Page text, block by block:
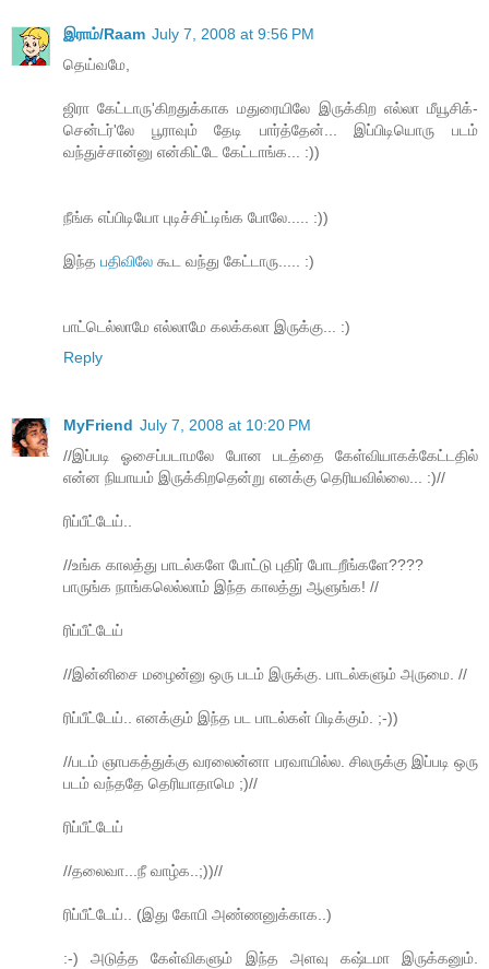
இராம்/Raam July 7, 2008 at 9:56 PM
தெய்வமே,
ஜிரா கேட்டாரு'கிறதுக்காக மதுரையிலே இருக்கிற எல்லா மீயூசிக்-
சென்டர்'லே பூராவும் தேடி பார்த்தேன்... இப்பிடியொரு படம்
வந்துச்சான்னு என்கிட்டே கேட்டாங்க... :))
நீங்க எப்பிடியோ புடிச்சிட்டிங்க போலே..... :))
இந்த பதிவிலே கூட வந்து கேட்டாரு..... :)
பாட்டெல்லாமே எல்லாமே கலக்கலா இருக்கு... :)
Reply
MyFriend July 7, 2008 at 10:20 PM
//இப்படி ஓசைப்படாமலே போன படத்தை கேள்வியாகக்கேட்டதில்
என்ன நியாயம் இருக்கிறதென்று எனக்கு தெரியவில்லை... :)//
ரிப்பீட்டேய்..
//உங்க காலத்து பாடல்களே போட்டு புதிர் போடறீங்களே????
பாருங்க நாங்கலெல்லாம் இந்த காலத்து ஆளுங்க! //
ரிப்பீட்டேய்
//இன்னிசை மழைன்னு ஒரு படம் இருக்கு. பாடல்களும் அருமை. //
ரிப்பீட்டேய்.. எனக்கும் இந்த பட பாடல்கள் பிடிக்கும். ;-))
//படம் ஞாபகத்துக்கு வரலைன்னா பரவாயில்ல. சிலருக்கு இப்படி ஒரு
படம் வந்ததே தெரியாதாமெ ;)//
ரிப்பீட்டேய்
//தலைவா...நீ வாழ்க..;))//
ரிப்பீட்டேய்.. (இது கோபி அண்ணனுக்காக..)
:-) அடுத்த கேள்விகளும் இந்த அளவு கஷ்டமா இருக்கனும்.